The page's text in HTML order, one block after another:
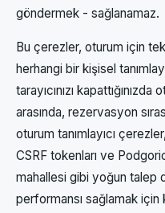
göndermek - sağlanamaz.
Bu çerezler, oturum için
herhangi bir kişisel
tarayıcınızı
arasında, rezervasyon
oturum tanımlayıcı
CSRF tokenları ve
mahallesi gibi yoğun talep
performansı sağlamak için